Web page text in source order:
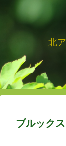
北
ブルック